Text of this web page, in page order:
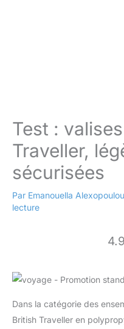
Test :
Traveller,
sécurisées
Par Emanouella Alexopoulou
lecture
Dans la catégorie des
British Traveller en